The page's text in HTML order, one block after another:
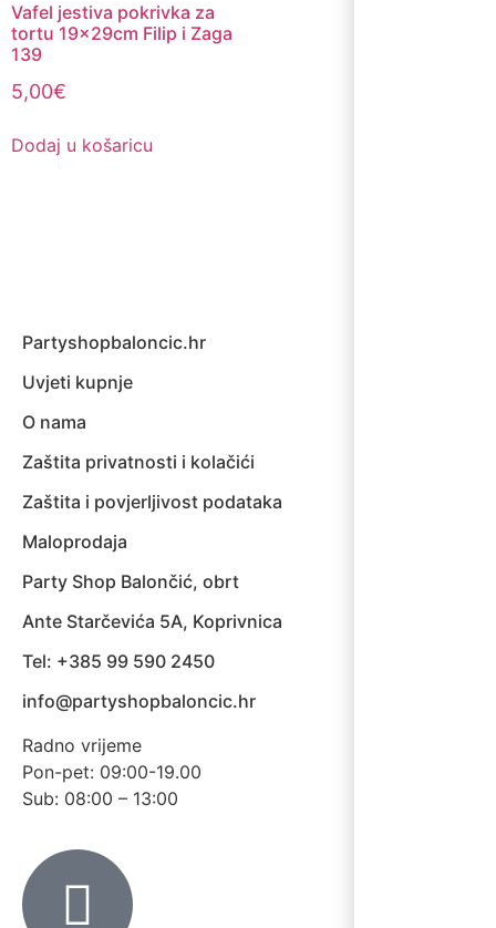
Vafel jestiva pokrivka za
tortu 19x29cm Filip i Zaga
139
5,00€
Dodaj u košaricu
Partyshopbaloncic.hr
Uvjeti kupnje
O nama
Zaštita privatnosti i kolačići
Zaštita i povjerljivost podataka
Maloprodaja
Party Shop Balončić, obrt
Ante Starčevića 5A, Koprivnica
Tel: +385 99 590 2450
info@partyshopbaloncic.hr
Radno vrijeme
Pon-pet: 09:00-19.00
Sub: 08:00 – 13:00